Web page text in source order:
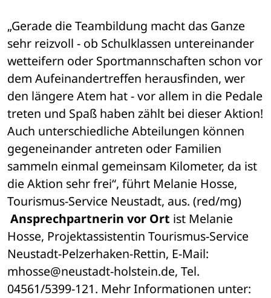
„Gerade die Teambildung macht das Ganze
sehr reizvoll - ob Schulklassen untereinander
wetteifern oder Sportmannschaften schon vor
dem Aufeinandertreffen herausfinden, wer
den längere Atem hat - vor allem in die Pedale
treten und Spaß haben zählt bei dieser Aktion!
Auch unterschiedliche Abteilungen können
gegeneinander antreten oder Familien
sammeln einmal gemeinsam Kilometer, da ist
die Aktion sehr frei“, führt Melanie Hosse,
Tourismus-Service Neustadt, aus. (red/mg)
Ansprechpartnerin vor Ort ist Melanie
Hosse, Projektassistentin Tourismus-Service
Neustadt-Pelzerhaken-Rettin, E-Mail:
mhosse@neustadt-holstein.de, Tel.
04561/5399-121. Mehr Informationen unter: